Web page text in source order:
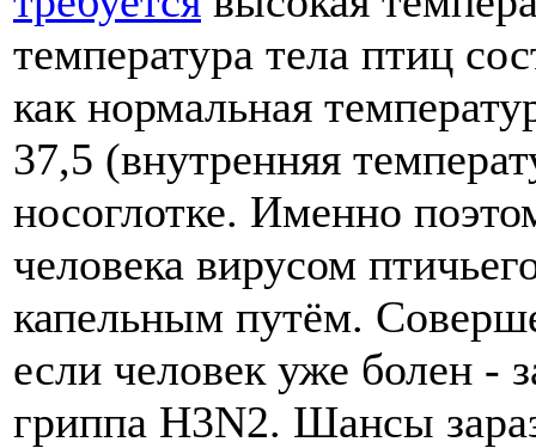
температура тела птиц
как нормальная
37,5 (внутренняя
носоглотке. Именно
человека вирусом
капельным путём.
если человек уже болен
гриппа H3N2. Шансы